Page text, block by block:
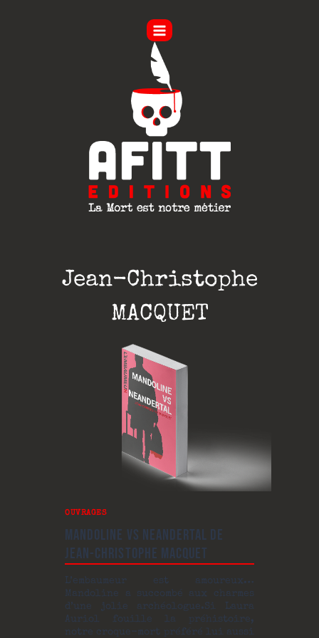
Jean-Christophe
MACQUET
OUVRAGES
MANDOLINE VS NEANDERTAL DE
JEAN-CHRISTOPHE MACQUET
L’embaumeur est amoureux…
Mandoline a succombé aux charmes
d’une jolie archéologue.Si Laura
Auriol fouille la préhistoire,
notre croque-mort préféré lui aussi